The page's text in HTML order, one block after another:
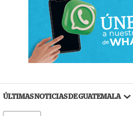
ÚLTIMAS NOTICIAS DE GUATEMALA